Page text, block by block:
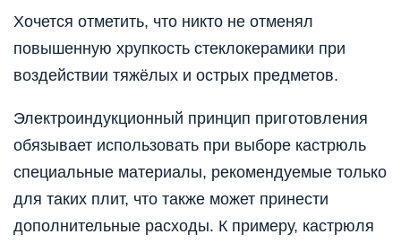
Хочется отметить, что никто не отменял
повышенную хрупкость стеклокерамики при
воздействии тяжёлых и острых предметов.
Электроиндукционный принцип приготовления
обязывает использовать при выборе кастрюль
специальные материалы, рекомендуемые только
для таких плит, что также может принести
дополнительные расходы. К примеру, кастрюля